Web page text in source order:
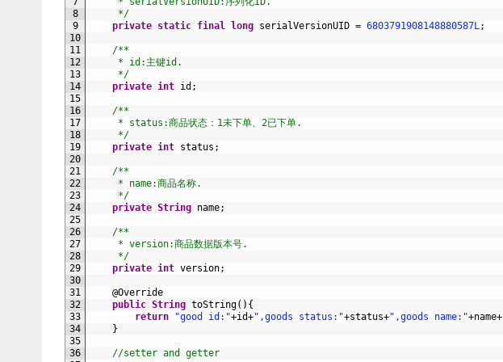
8
9
10
11
12
13
14
15
16
17
18
19
20
21
22
23
24
25
26
27
28
29
30
31
32
33
34
35
36
*/
private static final long serialVersionUID = 6803791908148880587L;
/**
* id:主键id.
*/
private int id ;
/**
* status:商品状态：1未下单、2已下单.
*/
private int status ;
/**
* name:商品名称.
*/
private String name;
/**
* version:商品数据版本号.
*/
private int version;
@Override
public String toString( ) {
return
"good id:"+id+",goods status:"+status+",goods name:"+name+
}
//setter and getter